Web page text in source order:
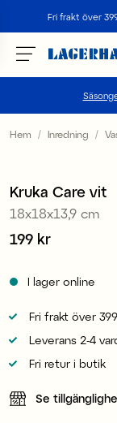
Fri frakt över
Välj
FI / EUR
Hem Inredning
Kruka Care vit
18x18x13,9 cm
Pris :199 kr
199 kr
I lager online
Fri frakt över
Leverans 2-4
Fri retur i butik
Se